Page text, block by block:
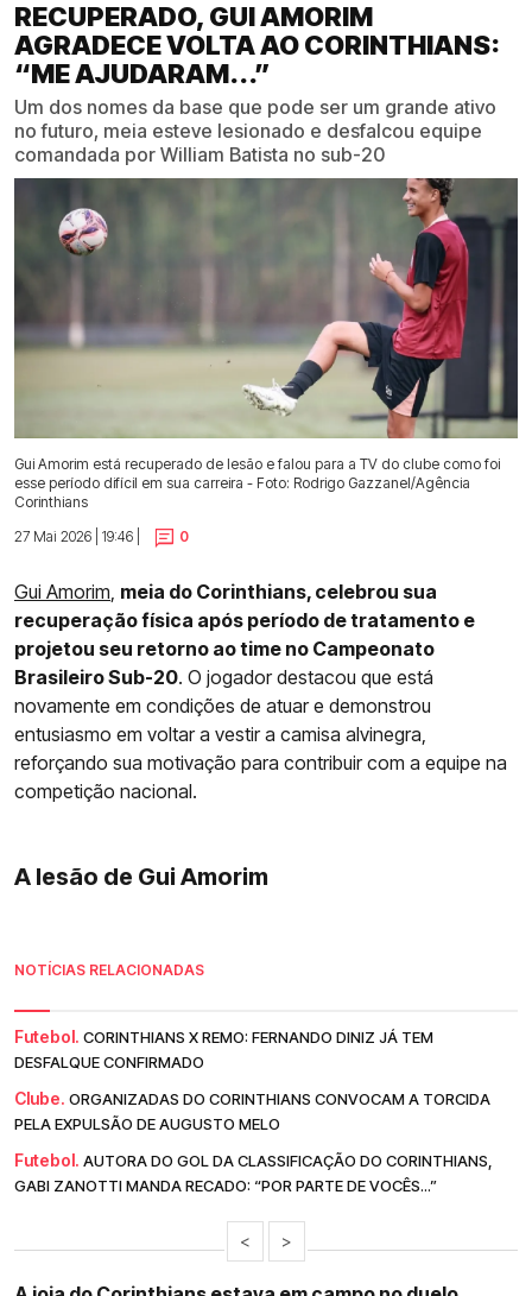
RECUPERADO, GUI AMORIM
AGRADECE VOLTA AO CORINTHIANS:
“ME AJUDARAM...”
Um dos nomes da base que pode ser um grande ativo
no futuro, meia esteve lesionado e desfalcou equipe
comandada por William Batista no sub-20
Gui Amorim está recuperado de lesão e falou para a TV do clube como foi
esse período difícil em sua carreira - Foto: Rodrigo Gazzanel/Agência
Corinthians
27 Mai 2026 | 19:46 |
0
Gui Amorim meia do Corinthians, celebrou sua
recuperação física após período de tratamento e
projetou seu retorno ao time no Campeonato
Brasileiro Sub-20. O jogador destacou que está
novamente em condições de atuar e demonstrou
entusiasmo em voltar a vestir a camisa alvinegra,
reforçando sua motivação para contribuir com a equipe na
competição nacional.
A lesão de Gui Amorim
NOTÍCIAS RELACIONADAS
Futebol. CORINTHIANS X REMO: FERNANDO DINIZ JÁ TEM
DESFALQUE CONFIRMADO
Clube. ORGANIZADAS DO CORINTHIANS CONVOCAM A TORCIDA
PELA EXPULSÃO DE AUGUSTO MELO
Futebol. AUTORA DO GOL DA CLASSIFICAÇÃO DO CORINTHIANS,
GABI ZANOTTI MANDA RECADO: “POR PARTE DE VOCÊS...”
< >